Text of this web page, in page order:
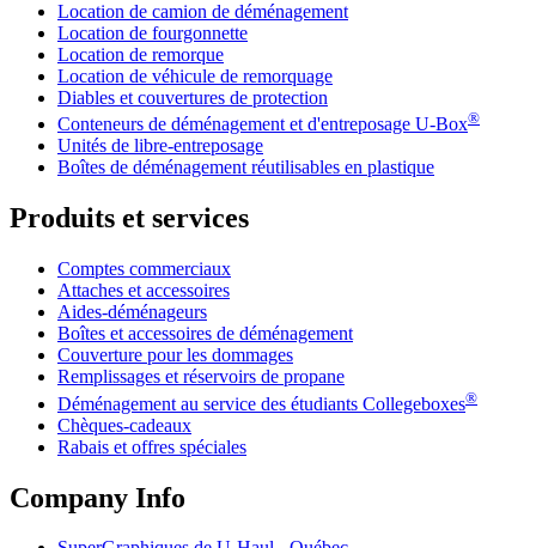
Location de camion de déménagement
Location de fourgonnette
Location de remorque
Location de véhicule de remorquage
Diables et couvertures de protection
Conteneurs de déménagement et d'entreposage U-Box®
Unités de libre-entreposage
Boîtes de déménagement réutilisables en plastique
Produits et services
Comptes commerciaux
Attaches et accessoires
Aides-déménageurs
Boîtes et accessoires de déménagement
Couverture pour les dommages
Remplissages et réservoirs de propane
Déménagement au service des étudiants Collegeboxes®
Chèques-cadeaux
Rabais et offres spéciales
Company Info